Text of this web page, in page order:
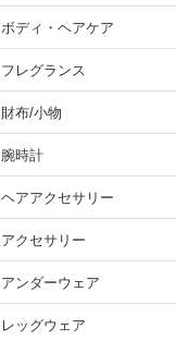
ボディ・ヘアケア
フレグランス
財布/小物
腕時計
ヘアアクセサリー
アクセサリー
アンダーウェア
レッグウェア